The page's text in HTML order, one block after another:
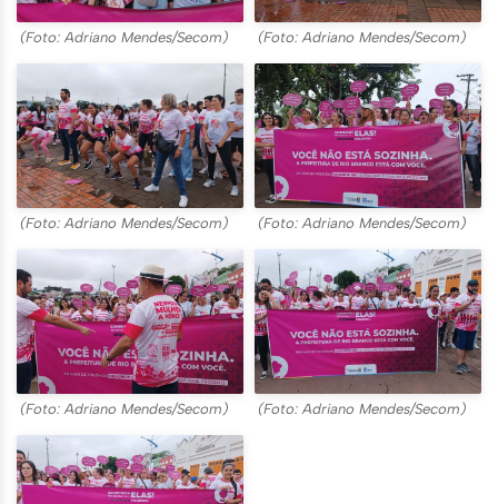
(Foto: Adriano Mendes/Secom) (Foto: Adriano Mendes/Secom)
(Foto: Adriano Mendes/Secom) (Foto: Adriano Mendes/Secom)
(Foto: Adriano Mendes/Secom) (Foto: Adriano Mendes/Secom)